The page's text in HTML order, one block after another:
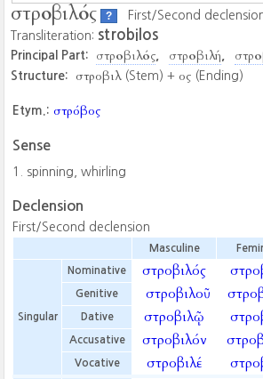
στροβιλός ?
First/Second
Transliteration: strobilos
Principal Part: στροβιλός στροβιλή
Structure: στροβιλ (Stem) + ος (Ending)
Etym.: στρόβος
Sense
spinning, whirling
Declension
First/Second declension
Masculine
Singular
Nominative στροβιλός
Genitive στροβιλοῦ
Dative στροβιλῷ
Accusative στροβιλόν
Vocative στροβιλέ